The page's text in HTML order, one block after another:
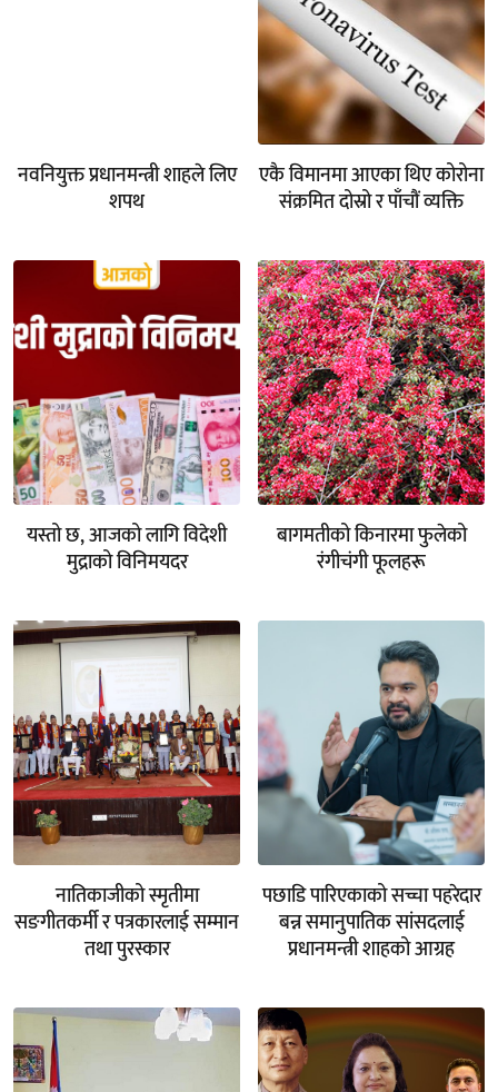
नवनियुक्त प्रधानमन्त्री शाहले लिए
शपथ
एकै विमानमा आएका थिए कोरोना
संक्रमित दोस्रो र पाँचौं व्यक्ति
यस्तो छ, आजको लागि विदेशी
मुद्राको विनिमयदर
बागमतीको किनारमा फुलेको
रंगीचंगी फूलहरू
नातिकाजीको स्मृतीमा
सङगीतकर्मी र पत्रकारलाई सम्मान
तथा पुरस्कार
पछाडि पारिएकाको सच्चा पहरेदार
बन्न समानुपातिक सांसदलाई
प्रधानमन्त्री शाहको आग्रह